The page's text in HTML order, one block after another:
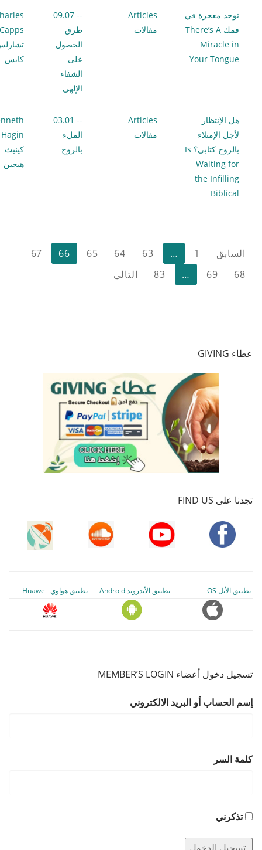
توجد معجزة في
فمك There’s A
Miracle in
Your Tongue
Articles
مقالات
-- 09.07
طرق
الحصول
على
الشفاء
الإلهي
كابس
هل الإنتظار
لأجل الإمتلاء
بالروح كتابى؟ Is
Waiting for
the Infilling
Biblical
Articles
مقالات
-- 03.01
الملء
بالروح
كينيث
هيجين
تعدد
صفحات
السابق 1
…
63
64
65
66
67
68
69
…
83 التالي
عطاء GIVING
تجدنا على FIND US
تطبيق الأبل iOS تطبيق الأندرويد Android تطبيق هواوي Huawei
تسجيل دخول أعضاء MEMBER’S LOGIN
إسم الحساب أو البريد الالكتروني
كلمة السر
تذكرني